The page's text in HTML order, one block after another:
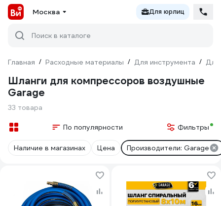
Москва Для юрлиц
Поиск в каталоге
Главная / Расходные материалы / Для инструмента / Для
Шланги для компрессоров воздушные
Garage
33 товара
По популярности Фильтры
Наличие в магазинах Цена Производители: Garage